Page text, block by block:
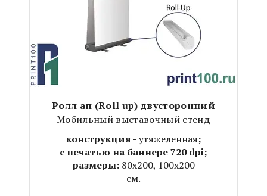
Ролл ап (Roll up) двусторонний
Мобильный выставочный стенд
конструкция -утяжеленная;
с печатью на баннере 720 dpi;
размеры: 80х200, 100х200
см.